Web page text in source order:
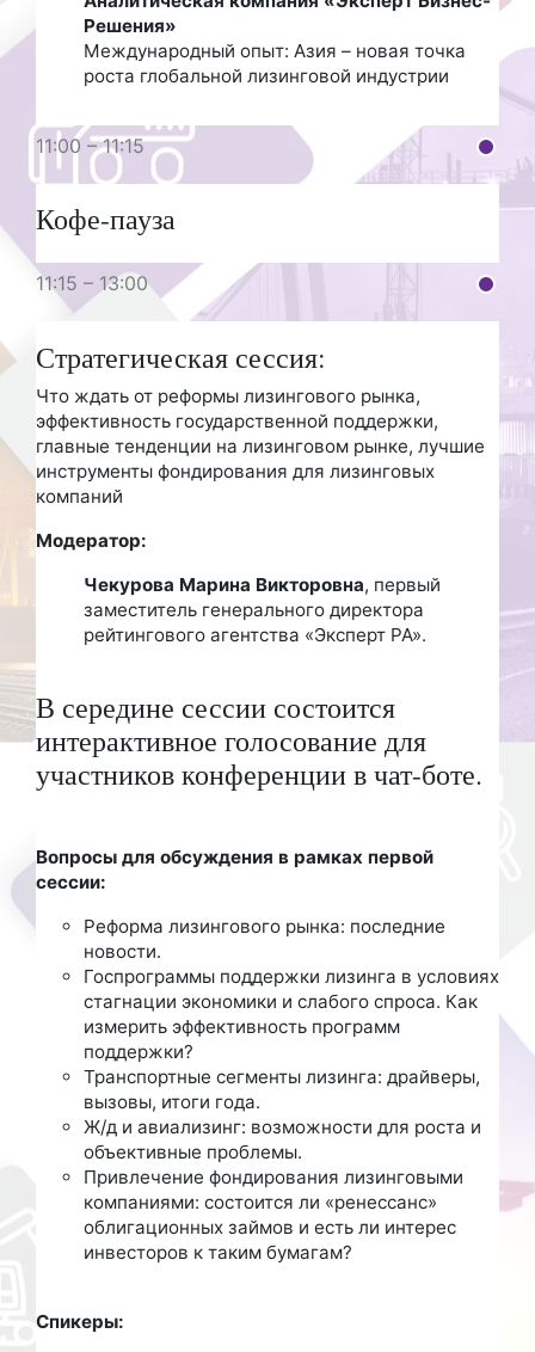
Решения»
Международный опыт: Азия – новая точка
роста глобальной лизинговой индустрии
11:00 – 11:15
Кофе-пауза
11:15 – 13:00
Стратегическая сессия:
Что ждать от реформы лизингового рынка,
эффективность государственной поддержки,
главные тенденции на лизинговом рынке, лучшие
инструменты фондирования для лизинговых
компаний
Модератор:
Чекурова Марина Викторовна, первый
заместитель генерального директора
рейтингового агентства «Эксперт РА».
В середине сессии состоится
интерактивное голосование для
участников конференции в чат-боте.
Вопросы для обсуждения в рамках первой
сессии:
Реформа лизингового рынка: последние
новости.
Госпрограммы поддержки лизинга в условиях
стагнации экономики и слабого спроса. Как
измерить эффективность программ
поддержки?
Транспортные сегменты лизинга: драйверы,
вызовы, итоги года.
Ж/д и авиализинг: возможности для роста и
объективные проблемы.
Привлечение фондирования лизинговыми
компаниями: состоится ли «ренессанс»
облигационных займов и есть ли интерес
инвесторов к таким бумагам?
Спикеры: